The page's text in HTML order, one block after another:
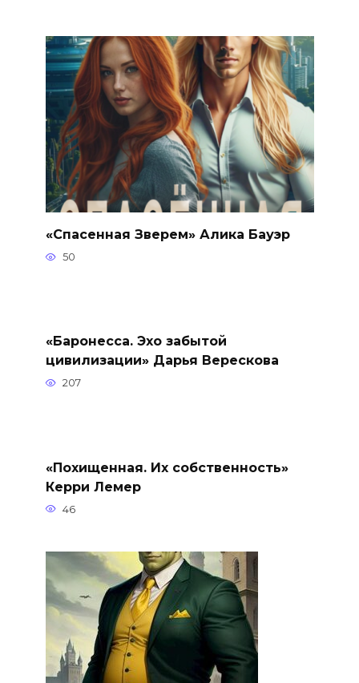
«Спасенная Зверем» Алика Бауэр
50
«Баронесса. Эхо забытой
цивилизации» Дарья Верескова
207
«Похищенная. Их собственность»
Керри Лемер
46